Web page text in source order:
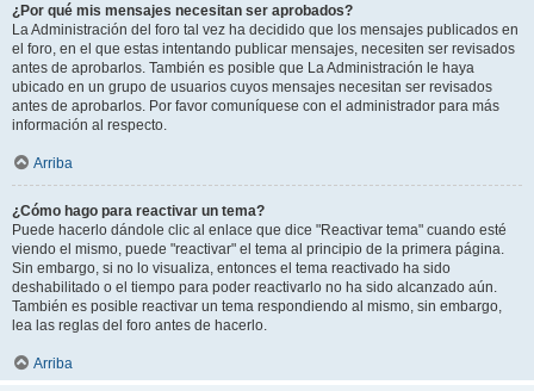
¿Por qué mis mensajes necesitan ser aprobados?
La Administración del foro tal vez ha decidido que los mensajes publicados en
el foro, en el que estas intentando publicar mensajes, necesiten ser revisados
antes de aprobarlos. También es posible que La Administración le haya
ubicado en un grupo de usuarios cuyos mensajes necesitan ser revisados
antes de aprobarlos. Por favor comuníquese con el administrador para más
información al respecto.
Arriba
¿Cómo hago para reactivar un tema?
Puede hacerlo dándole clic al enlace que dice "Reactivar tema" cuando esté
viendo el mismo, puede "reactivar" el tema al principio de la primera página.
Sin embargo, si no lo visualiza, entonces el tema reactivado ha sido
deshabilitado o el tiempo para poder reactivarlo no ha sido alcanzado aún.
También es posible reactivar un tema respondiendo al mismo, sin embargo,
lea las reglas del foro antes de hacerlo.
Arriba